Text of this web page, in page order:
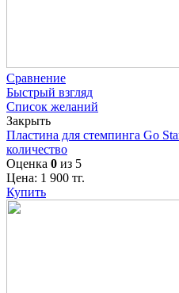
Сравнение
Быстрый взгляд
Список желаний
Закрыть
Пластина для стемпинга Go
количество
Оценка 0 из 5
Цена: 1 900 тг.
Купить